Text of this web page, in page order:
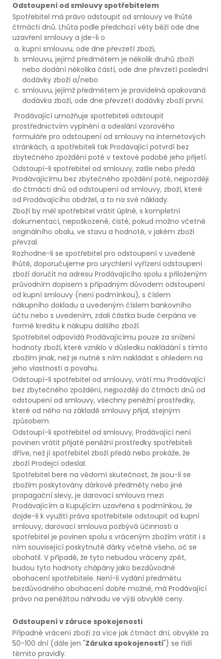
Odstoupení od smlouvy spotřebitelem
Spotřebitel má právo odstoupit od smlouvy ve lhůtě
čtrnácti dnů. Lhůta podle předchozí věty běží ode dne
uzavření smlouvy a jde-li o
kupní smlouvu, ode dne převzetí zboží,
smlouvu, jejímž předmětem je několik druhů zboží
nebo dodání několika částí, ode dne převzetí poslední
dodávky zboží a/nebo
smlouvu, jejímž předmětem je pravidelná opakovaná
dodávka zboží, ode dne převzetí dodávky zboží první.
Prodávající umožňuje spotřebiteli odstoupit
prostřednictvím vyplnění a odeslání vzorového
formuláře pro odstoupení od smlouvy na internetových
stránkách, a spotřebiteli tak Prodávající potvrdí bez
zbytečného zpoždění poté v textové podobě jeho přijetí.
Odstoupí-li spotřebitel od smlouvy, zašle nebo předá
Prodávajícímu bez zbytečného zpoždění poté, nejpozději
do čtrnácti dnů od odstoupení od smlouvy, zboží, které
od Prodávajícího obdržel, a to na své náklady.
Zboží by měl spotřebitel vrátit úplné, s kompletní
dokumentací, nepoškozené, čisté, pokud možno včetně
originálního obalu, ve stavu a hodnotě, v jakém zboží
převzal.
Rozhodne-li se spotřebitel pro odstoupení v uvedené
lhůtě, doporučujeme pro urychlení vyřízení odstoupení
zboží doručit na adresu Prodávajícího spolu s přiloženým
průvodním dopisem s případným důvodem odstoupení
od kupní smlouvy (není podmínkou), s číslem
nákupního dokladu a uvedeným číslem bankovního
účtu nebo s uvedením, zdali částka bude čerpána ve
formě kreditu k nákupu dalšího zboží.
Spotřebitel odpovídá Prodávajícímu pouze za snížení
hodnoty zboží, které vzniklo v důsledku nakládání s tímto
zbožím jinak, než je nutné s ním nakládat s ohledem na
jeho vlastnosti a povahu.
Odstoupí-li spotřebitel od smlouvy, vrátí mu Prodávající
bez zbytečného zpoždění, nejpozději do čtrnácti dnů od
odstoupení od smlouvy, všechny peněžní prostředky,
které od něho na základě smlouvy přijal, stejným
způsobem.
Odstoupí-li spotřebitel od smlouvy, Prodávající není
povinen vrátit přijaté peněžní prostředky spotřebiteli
dříve, než jí spotřebitel zboží předá nebo prokáže, že
zboží Prodejci odeslal.
Spotřebitel bere na vědomí skutečnost, že jsou-li se
zbožím poskytovány dárkové předměty nebo jiné
propagační slevy, je darovací smlouva mezi
Prodávajícím a Kupujícím uzavřena s podmínkou, že
dojde-li k využití práva spotřebitele odstoupit od kupní
smlouvy, darovací smlouva pozbývá účinnosti a
spotřebitel je povinen spolu s vráceným zbožím vrátit i s
ním související poskytnuté dárky včetně všeho, oč se
obohatil. V případě, že tyto nebudou vráceny zpět,
budou tyto hodnoty chápány jako bezdůvodné
obohacení spotřebitele. Není-li vydání předmětu
bezdůvodného obohacení dobře možné, má Prodávající
právo na peněžitou náhradu ve výši obvyklé ceny.
Odstoupení v záruce spokojenosti
Případné vrácení zboží za více jak čtrnáct dní, obvykle za
50-100 dní (dále jen "Záruka spokojenosti") se řídí
těmito pravidly.